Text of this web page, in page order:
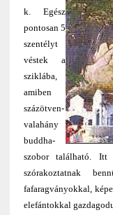
k. Egész
pontosan 5
szentélyt
véstek a
sziklába,
amiben
százötven-
valahány
buddha-
szobor található. Itt
szórakoztatnak
fafaragványokkal,
elefántokkal